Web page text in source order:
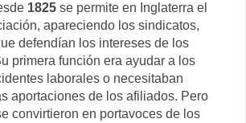
1825 se permite en Inglaterra el
apareciendo los sindicatos,
defendían los intereses de los
primera función era ayudar a los
laborales o necesitaban
aportaciones de los afiliados. Pero
convirtieron en portavoces de los